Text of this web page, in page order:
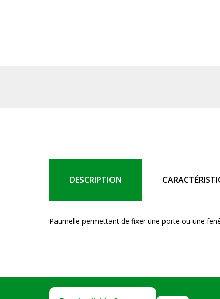
DESCRIPTION
Paumelle permettant de fixer une porte ou une